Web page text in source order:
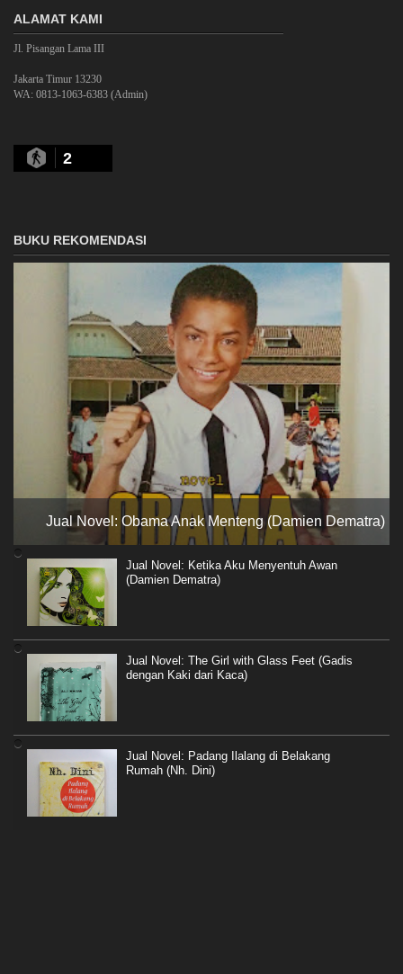
ALAMAT KAMI
Jl. Pisangan Lama III
Jakarta Timur 13230
WA: 0813-1063-6383 (Admin)
2
BUKU REKOMENDASI
Jual Novel: Obama Anak Menteng (Damien Dematra)
Jual Novel: Ketika Aku Menyentuh Awan
(Damien Dematra)
Jual Novel: The Girl with Glass Feet (Gadis
dengan Kaki dari Kaca)
Jual Novel: Padang Ilalang di Belakang
Rumah (Nh. Dini)